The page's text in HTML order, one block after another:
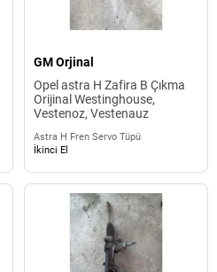
GM Orjinal
Opel astra H Zafira B Çıkma
Orijinal Westinghouse,
Vestenoz, Vestenauz
Astra H Fren Servo Tüpü
İkinci El